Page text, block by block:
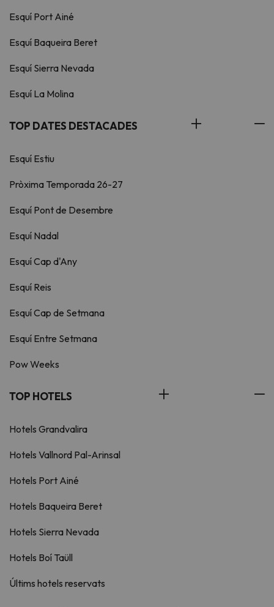
Esquí Port Ainé
Esquí Baqueira Beret
Esquí Sierra Nevada
Esquí La Molina
TOP DATES DESTACADES
Esquí Estiu
Pròxima Temporada 26-27
Esquí Pont de Desembre
Esquí Nadal
Esquí Cap d'Any
Esquí Reis
Esquí Cap de Setmana
Esquí Entre Setmana
Pow Weeks
TOP HOTELS
Hotels Grandvalira
Hotels Vallnord Pal-Arinsal
Hotels Port Ainé
Hotels Baqueira Beret
Hotels Sierra Nevada
Hotels Boí Taüll
Últims hotels reservats